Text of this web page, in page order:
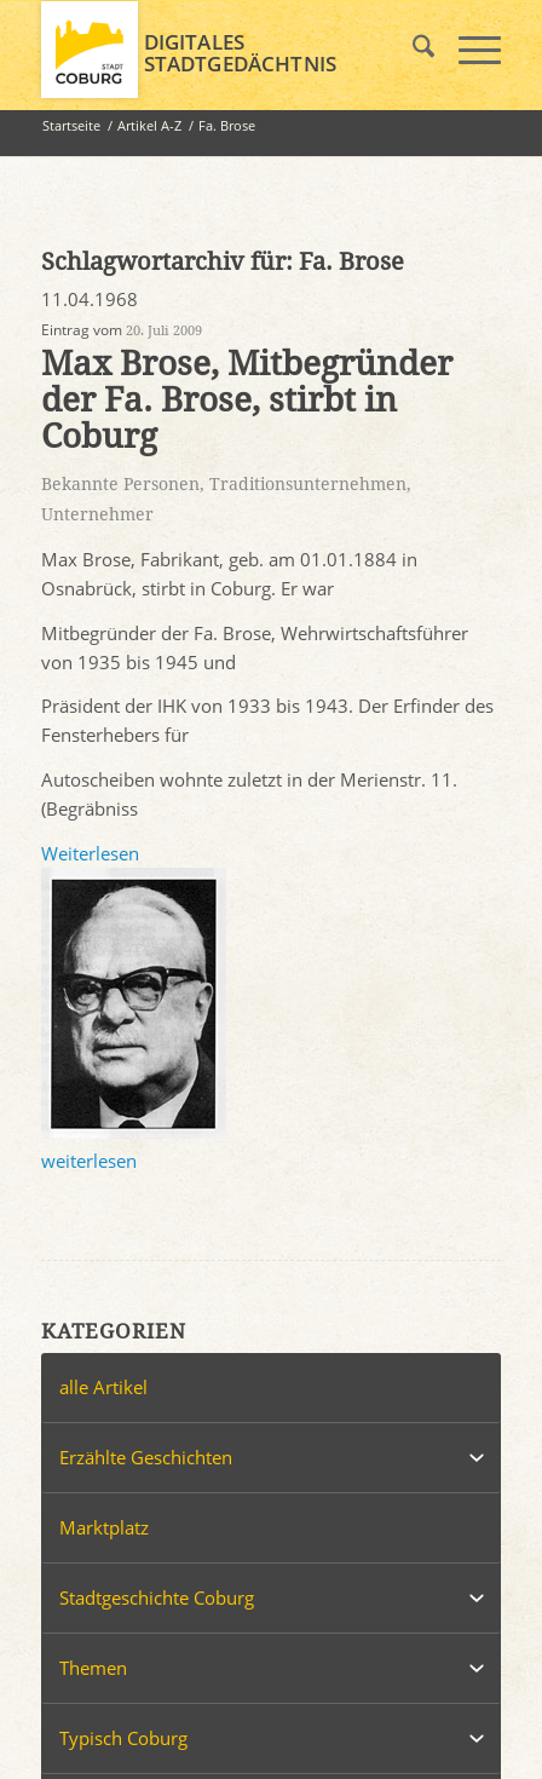
DIGITALES
STADTGEDÄCHTNIS
Startseite / Artikel A-Z / Fa. Brose
Schlagwortarchiv für: Fa. Brose
11.04.1968
Eintrag vom 20. Juli 2009
Max Brose, Mitbegründer
der Fa. Brose, stirbt in
Coburg
Bekannte Personen, Traditionsunternehmen,
Unternehmer
Max Brose, Fabrikant, geb. am 01.01.1884 in
Osnabrück, stirbt in Coburg. Er war
Mitbegründer der Fa. Brose, Wehrwirtschaftsführer
von 1935 bis 1945 und
Präsident der IHK von 1933 bis 1943. Der Erfinder des
Fensterhebers für
Autoscheiben wohnte zuletzt in der Merienstr. 11.
(Begräbniss
Weiterlesen
weiterlesen
KATEGORIEN
alle Artikel
Erzählte Geschichten
Marktplatz
Stadtgeschichte Coburg
Themen
Typisch Coburg